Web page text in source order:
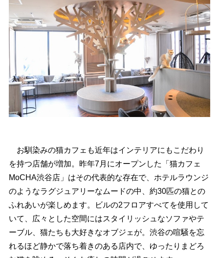
お馴染みの猫カフェも近年はインテリアにもこだわり
を持つ店舗が増加。昨年7月にオープンした「猫カフェ
MoCHA渋谷店」はその代表的な存在で、ホテルラウンジ
のようなラグジュアリーなムードの中、約30匹の猫との
ふれあいが楽しめます。ビルの2フロアすべてを使用して
いて、広々とした空間にはスタイリッシュなソファやテ
ーブル、猫たちも大好きなオブジェが。渋谷の喧騒を忘
れるほど静かで落ち着きのある店内で、ゆったりまどろ